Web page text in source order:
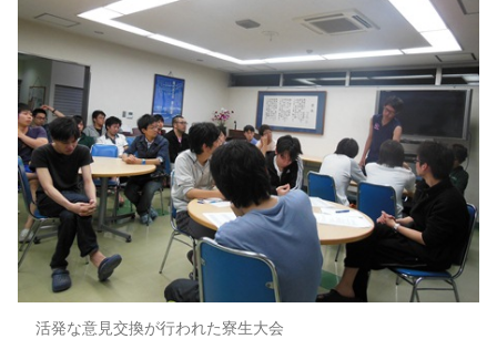
活発な意見交換が行われた寮生大会